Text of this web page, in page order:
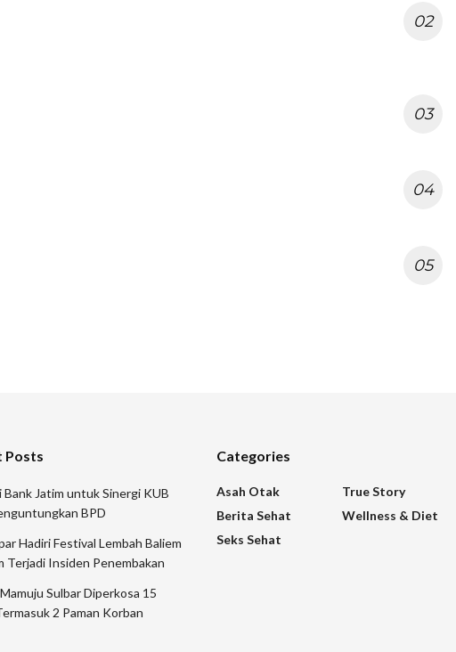
Posts
Jatim untuk Sinergi KUB
BPD
Hadiri Festival Lembah Baliem
Terjadi Insiden Penembakan
Sulbar Diperkosa 15
2 Paman Korban
Categories
Asah Otak
Berita Sehat
Seks Sehat
True Story
Wellness & Diet